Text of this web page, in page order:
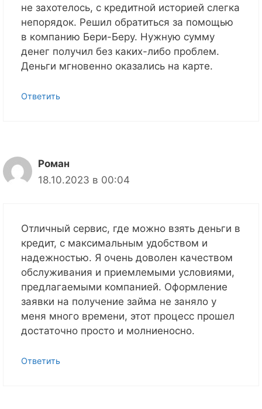
не захотелось, с кредитной историей слегка
непорядок. Решил обратиться за помощью
в компанию Бери-Беру. Нужную сумму
денег получил без каких-либо проблем.
Деньги мгновенно оказались на карте.
Ответить
Роман
18.10.2023 в 00:04
Отличный сервис, где можно взять деньги в
кредит, с максимальным удобством и
надежностью. Я очень доволен качеством
обслуживания и приемлемыми условиями,
предлагаемыми компанией. Оформление
заявки на получение займа не заняло у
меня много времени, этот процесс прошел
достаточно просто и молниеносно.
Ответить